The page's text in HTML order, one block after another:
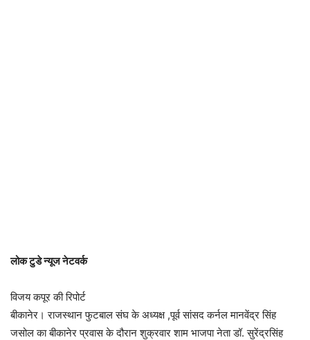
लोक टुडे न्यूज नेटवर्क
विजय कपूर की रिपोर्ट
बीकानेर। राजस्थान फुटबाल संघ के अध्यक्ष ,पूर्व सांसद कर्नल मानवेंद्र सिंह
जसोल का बीकानेर प्रवास के दौरान शुक्रवार शाम भाजपा नेता डॉ. सुरेंद्रसिंह